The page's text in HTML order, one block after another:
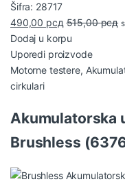
Šifra: 28717
490,00 рсд 515,00рсд
Dodaj u korpu
Uporedi proizvode
Motorne testere,
cirkulari
Akumulatorska
Brushless